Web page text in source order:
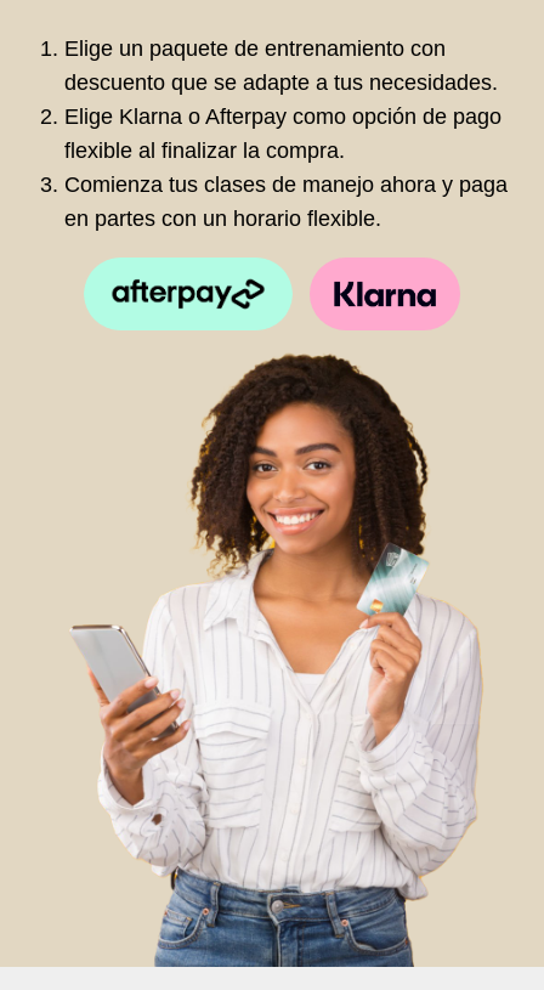
Elige un paquete de entrenamiento con
descuento que se adapte a tus necesidades.
Elige Klarna o Afterpay como opción de pago
flexible al finalizar la compra.
Comienza tus clases de manejo ahora y paga
en partes con un horario flexible.